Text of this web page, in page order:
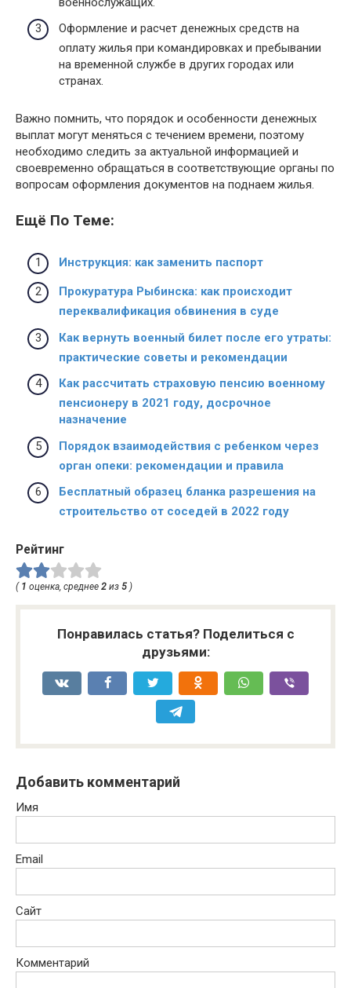
Оформление и расчет денежных средств на
оплату жилья при командировках и пребывании
на временной службе в других городах или
странах.
Важно помнить, что порядок и особенности денежных
выплат могут меняться с течением времени, поэтому
необходимо следить за актуальной информацией и
своевременно обращаться в соответствующие органы по
вопросам оформления документов на поднаем жилья.
Ещё По Теме:
Инструкция: как заменить паспорт
Прокуратура Рыбинска: как происходит
переквалификация обвинения в суде
Как вернуть военный билет после его утраты:
практические советы и рекомендации
Как рассчитать страховую пенсию военному
пенсионеру в 2021 году, досрочное
назначение
Порядок взаимодействия с ребенком через
орган опеки: рекомендации и правила
Бесплатный образец бланка разрешения на
строительство от соседей в 2022 году
Рейтинг
( 1 оценка, среднее 2 из 5 )
Понравилась статья? Поделиться с
друзьями:
Добавить комментарий
Имя
Email
Сайт
Комментарий